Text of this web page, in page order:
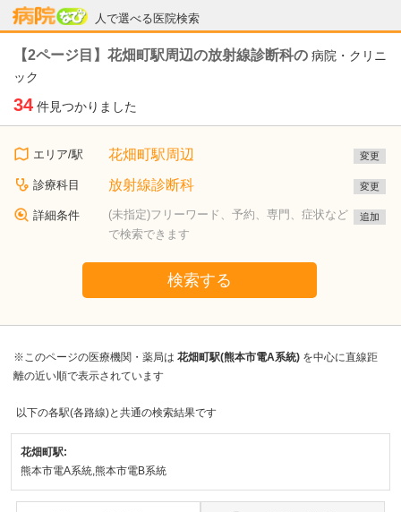
人で選べる医院検索
病院なび
【2ページ目】花畑町駅周辺の放射線診断科の 病院・クリニ
ック
34 件見つかりました
エリア/駅 花畑町駅周辺 変更
診療科目 放射線診断科 変更
詳細条件
(未指定)フリーワード、予約、専門、症状など
で検索できます
追加
検索する
※このページの医療機関・薬局は 花畑町駅(熊本市電A系統) を中心に直線距
離の近い順で表示されています
以下の各駅(各路線)と共通の検索結果です
花畑町駅:
熊本市電A系統,熊本市電B系統